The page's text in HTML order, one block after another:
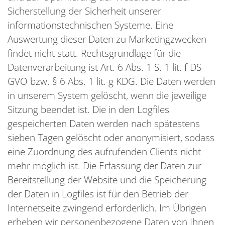
Sicherstellung der Sicherheit unserer
informationstechnischen Systeme. Eine
Auswertung dieser Daten zu Marketingzwecken
findet nicht statt. Rechtsgrundlage für die
Datenverarbeitung ist Art. 6 Abs. 1 S. 1 lit. f DS-
GVO bzw. § 6 Abs. 1 lit. g KDG. Die Daten werden
in unserem System gelöscht, wenn die jeweilige
Sitzung beendet ist. Die in den Logfiles
gespeicherten Daten werden nach spätestens
sieben Tagen gelöscht oder anonymisiert, sodass
eine Zuordnung des aufrufenden Clients nicht
mehr möglich ist. Die Erfassung der Daten zur
Bereitstellung der Website und die Speicherung
der Daten in Logfiles ist für den Betrieb der
Internetseite zwingend erforderlich. Im Übrigen
erheben wir personenbezogene Daten von Ihnen